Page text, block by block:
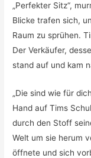
„Perfekter Sitz“,
Blicke trafen sich,
Raum zu sprühen.
Der Verkäufer,
stand auf und kam
„Die sind wie für
Hand auf Tims
durch den Stoff
Welt um sie herum
öffnete und sich